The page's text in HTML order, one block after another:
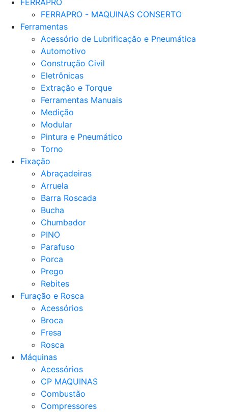
FERRAPRO
FERRAPRO - MAQUINAS CONSERTO
Ferramentas
Acessório de Lubrificação e Pneumática
Automotivo
Construção Civil
Eletrônicas
Extração e Torque
Ferramentas Manuais
Medição
Modular
Pintura e Pneumático
Torno
Fixação
Abraçadeiras
Arruela
Barra Roscada
Bucha
Chumbador
PINO
Parafuso
Porca
Prego
Rebites
Furação e Rosca
Acessórios
Broca
Fresa
Rosca
Máquinas
Acessórios
CP MAQUINAS
Combustão
Compressores